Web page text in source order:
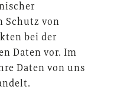
Schutz von
bei der
Daten vor. Im
Daten von uns